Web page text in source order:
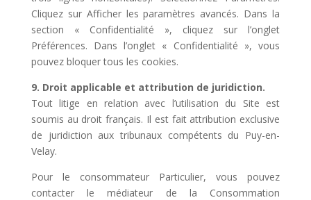
Cliquez sur Afficher les paramètres avancés. Dans la
section « Confidentialité », cliquez sur l’onglet
Préférences. Dans l’onglet « Confidentialité », vous
pouvez bloquer tous les cookies.
9. Droit applicable et attribution de juridiction.
Tout litige en relation avec l’utilisation du Site est
soumis au droit français. Il est fait attribution exclusive
de juridiction aux tribunaux compétents du Puy-en-
Velay.
Pour le consommateur Particulier, vous pouvez
contacter le médiateur de la Consommation